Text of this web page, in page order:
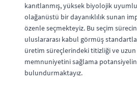
kanıtlanmış, yüksek biyolojik
olağanüstü bir dayanıklılık sunan
özenle seçmekteyiz. Bu seçim
uluslararası kabul görmüş
üretim süreçlerindeki titizliği ve
memnuniyetini sağlama
bulundurmaktayız.